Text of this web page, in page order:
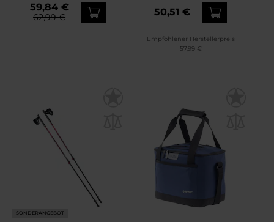
59,84 €
62,99 € 50,51 €
Empfohlener Herstellerpreis
57,99 €
SONDERANGEBOT